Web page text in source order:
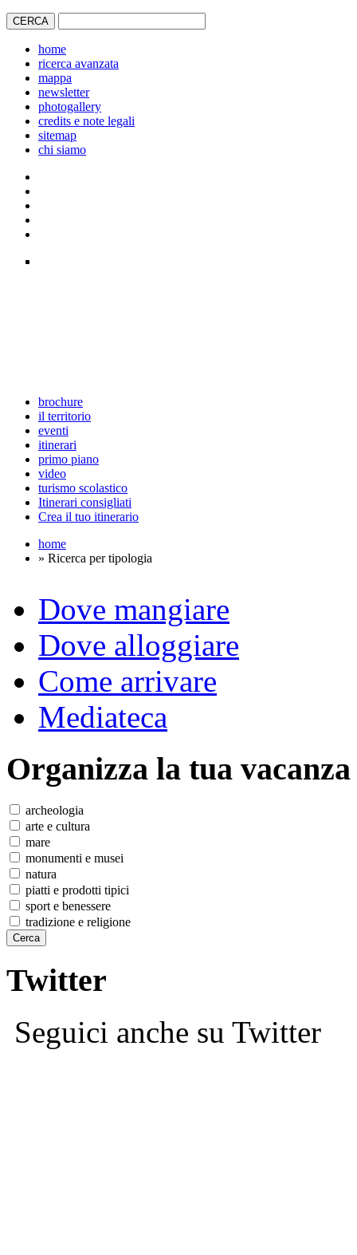
home
ricerca avanzata
mappa
newsletter
photogallery
credits e note legali
sitemap
chi siamo
brochure
il territorio
eventi
itinerari
primo piano
video
turismo scolastico
Itinerari consigliati
Crea il tuo itinerario
home
» Ricerca per tipologia
Dove mangiare
Dove alloggiare
Come arrivare
Mediateca
Organizza la tua vacanza
archeologia
arte e cultura
mare
monumenti e musei
natura
piatti e prodotti tipici
sport e benessere
tradizione e religione
Twitter
Seguici anche su Twitter